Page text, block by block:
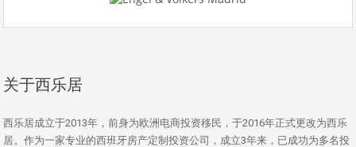
关于西乐居
西乐居成立于2013年，前身为欧洲电商投资移民，于2016年正式更改为西乐
居。作为一家专业的西班牙房产定制投资公司，成立3年来，已成功为多名投